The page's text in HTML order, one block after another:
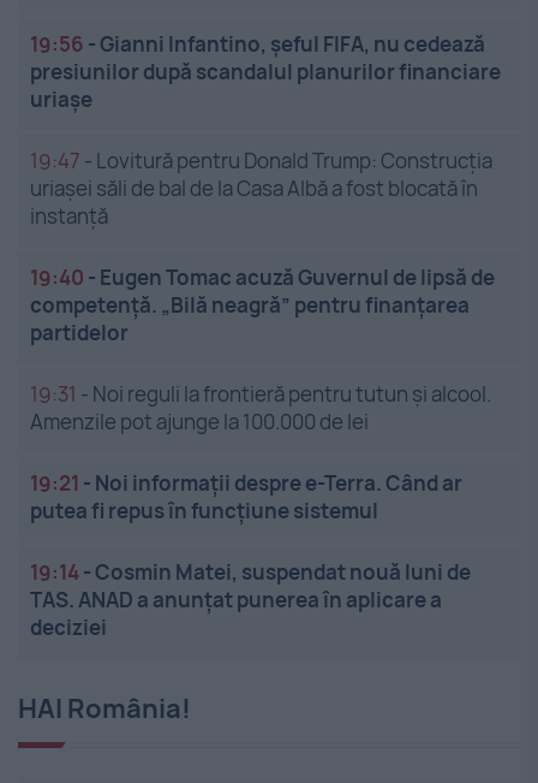
19:56 -Gianni Infantino, șeful FIFA, nu cedează
presiunilor după scandalul planurilor financiare
uriașe
19:47 - Lovitură pentru Donald Trump: Construcția
uriașei săli de bal de la Casa Albă a fost blocată în
instanță
19:40 - Eugen Tomac acuză Guvernul de lipsă de
competență. „Bilă neagră” pentru finanțarea
partidelor
19:31 - Noi reguli la frontieră pentru tutun și alcool.
Amenzile pot ajunge la 100.000 de lei
19:21 - Noi informații despre e-Terra. Când ar
putea fi repus în funcțiune sistemul
19:14-Cosmin Matei, suspendat nouă luni de
TAS. ANAD a anunțat punerea în aplicare a
deciziei
HAI România!